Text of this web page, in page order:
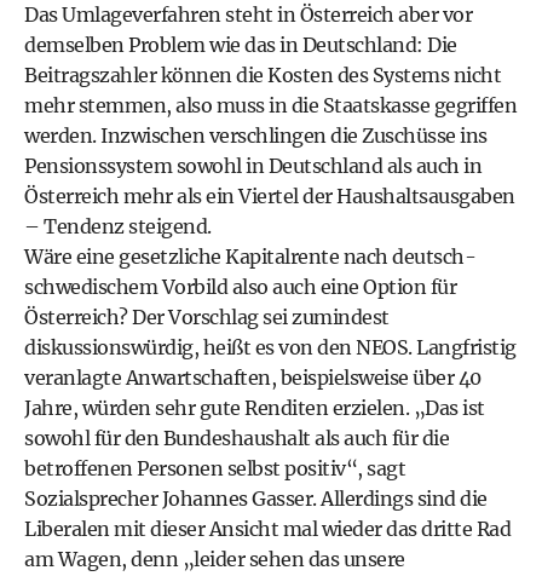
Das Umlageverfahren steht in Österreich aber vor
demselben Problem wie das in Deutschland: Die
Beitragszahler können die Kosten des Systems nicht
mehr stemmen, also muss in die Staatskasse gegriffen
werden. Inzwischen verschlingen die Zuschüsse ins
Pensionssystem sowohl in Deutschland als auch in
Österreich mehr als ein Viertel der Haushaltsausgaben
– Tendenz steigend.
Wäre eine gesetzliche Kapitalrente nach deutsch-
schwedischem Vorbild also auch eine Option für
Österreich? Der Vorschlag sei zumindest
diskussionswürdig, heißt es von den NEOS. Langfristig
veranlagte Anwartschaften, beispielsweise über 40
Jahre, würden sehr gute Renditen erzielen. „Das ist
sowohl für den Bundeshaushalt als auch für die
betroffenen Personen selbst positiv“, sagt
Sozialsprecher Johannes Gasser. Allerdings sind die
Liberalen mit dieser Ansicht mal wieder das dritte Rad
am Wagen, denn „leider sehen das unsere